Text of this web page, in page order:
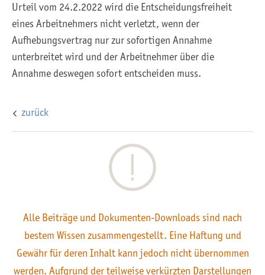
Urteil vom 24.2.2022 wird die Entscheidungsfreiheit
eines Arbeitnehmers nicht verletzt, wenn der
Aufhebungsvertrag nur zur sofortigen Annahme
unterbreitet wird und der Arbeitnehmer über die
Annahme deswegen sofort entscheiden muss.
zurück
Alle Beiträge und Dokumenten-Downloads sind nach
bestem Wissen zusammengestellt. Eine Haftung und
Gewähr für deren Inhalt kann jedoch nicht übernommen
werden. Aufgrund der teilweise verkürzten Darstellungen